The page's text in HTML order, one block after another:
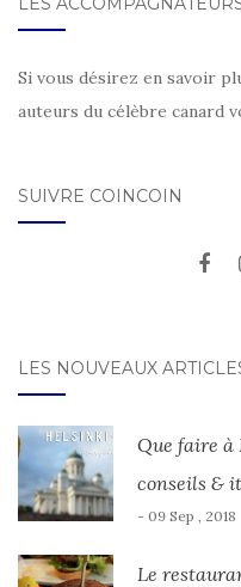
Si vous désirez en savoir
auteurs du célèbre canard
SUIVRE COINCOIN
LES NOUVEAUX
Que faire à
conseils &
- 09 Sep , 2018
Le